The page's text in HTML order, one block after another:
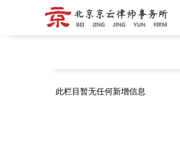
地区：黑龙江
此栏目暂无任何新增信息